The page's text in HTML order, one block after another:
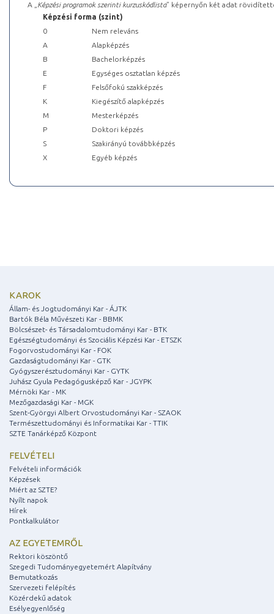
A „ Képzési programok szerinti kurzuskódlista” képernyőn két adat
Képzési forma (szint)
0
Nem releváns
A
Alapképzés
B
Bachelorképzés
E
Egységes osztatlan képzés
F
Felsőfokú szakképzés
K
Kiegészítő alapképzés
M
Mesterképzés
P
Doktori képzés
S
Szakirányú továbbképzés
X
Egyéb képzés
KAROK
Állam- és Jogtudományi Kar - ÁJTK
Bartók Béla Művészeti Kar - BBMK
Bölcsészet- és Társadalomtudományi Kar - BTK
Egészségtudományi és Szociális Képzési Kar - ETSZK
Fogorvostudományi Kar - FOK
Gazdaságtudományi Kar - GTK
Gyógyszerésztudományi Kar - GYTK
Juhász Gyula Pedagógusképző Kar - JGYPK
Mérnöki Kar - MK
Mezőgazdasági Kar - MGK
Szent-Györgyi Albert Orvostudományi Kar - SZAOK
Természettudományi és Informatikai Kar - TTIK
SZTE Tanárképző Központ
FELVÉTELI
Felvételi információk
Képzések
Miért az SZTE?
Nyílt napok
Hírek
Pontkalkulátor
AZ EGYETEMRŐL
Rektori köszöntő
Szegedi Tudományegyetemért Alapítvány
Bemutatkozás
Szervezeti felépítés
Közérdekű adatok
Esélyegyenlőség